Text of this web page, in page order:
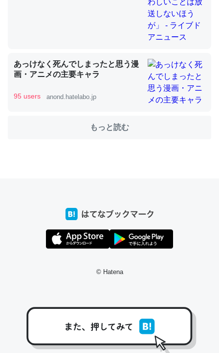
ちぼちRingも置こうかと画策中。あと、Googleマップで
位置情報を共有してる。電池残量や充電中かが分かるので
─たまにLINEするくらいだった遠方の父67歳と僕。ITツール導入で
それを実質100倍以上に伸ばす効果があるはず……
コミュニケーションが劇的に変化した｜tayorini by LIFULL介護
たいなのでネット環境作ったけどAlexaしか使わないので
回線代ほとんどかからないですよ。参考：
https://toyoshi.hatenablog.com/entry/2019/05/15/1805
あっけなく死んでしまったと思う漫
画・アニメの主要キャラ
95 users anond.hatelabo.jp
もっと読む
© Hatena